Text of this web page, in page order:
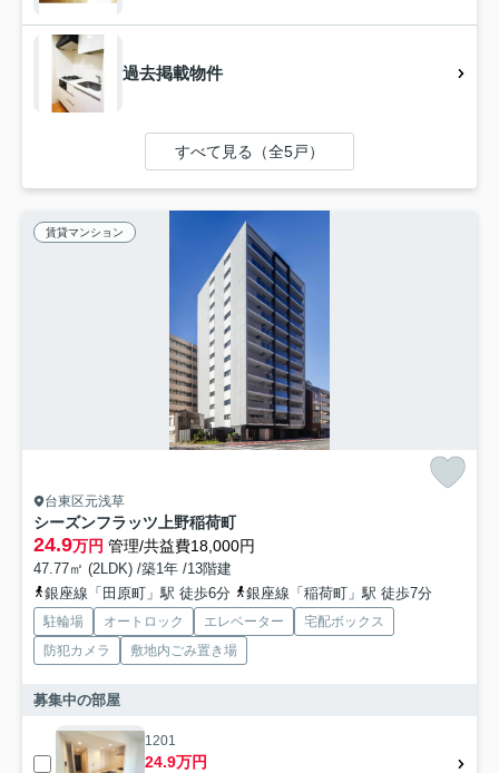
過去掲載物件
すべて見る（全5戸）
賃貸マンション
台東区元浅草
シーズンフラッツ上野稲荷町
24.9万円 管理/共益費18,000円
47.77㎡ (2LDK) /築1年 /13階建
銀座線「田原町」駅 徒歩6分
銀座線「稲荷町」駅 徒歩7分
駐輪場 オートロック エレベーター
宅配ボックス
防犯カメラ
敷地内ごみ置き場
募集中の部屋
1201
24.9万円